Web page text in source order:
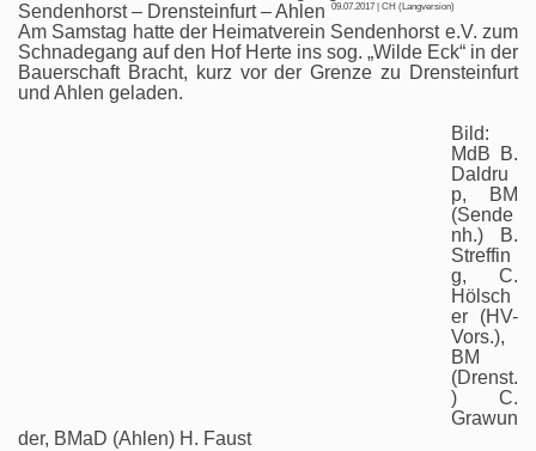
Sendenhorst – Drensteinfurt – Ahlen
09.07.2017 | CH (Langversion)
Am Samstag hatte der Heimatverein Sendenhorst e.V. zum
Schnadegang auf den Hof Herte ins sog. „Wilde Eck“ in der
Bauerschaft Bracht, kurz vor der Grenze zu Drensteinfurt
und Ahlen geladen.
Bild:
MdB B.
Daldru
p, BM
(Sende
nh.) B.
Streffin
g, C.
Hölsch
er (HV-
Vors.),
BM
(Drenst.
) C.
Grawun
der, BMaD (Ahlen) H. Faust